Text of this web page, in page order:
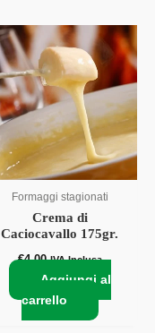
Formaggi stagionati
Crema di
Caciocavallo 175gr.
€4,00 IVA Inclusa
Aggiungi al
carrello